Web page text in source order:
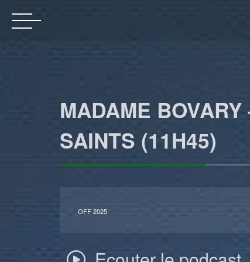
MADAME
SAINTS (11H45)
OFF 2025